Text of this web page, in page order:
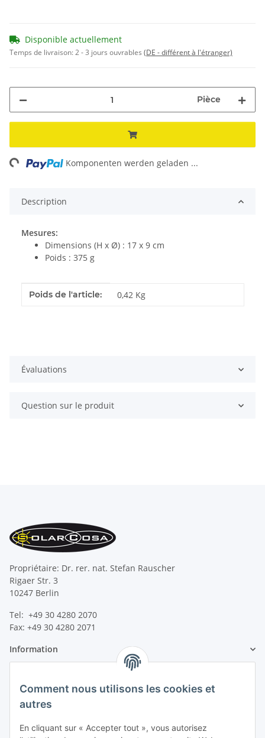
Comment nous utilisons les cookies et
autres
En cliquant sur « Accepter tout », vous autorisez
Disponible actuellement
Temps de livraison:2 - 3 jours ouvrables (DE - différent à l'étranger)
Pièce
Komponenten werden geladen ...
Description
Mesures:
Dimensions (H x Ø) : 17 x 9 cm
Poids : 375 g
#productDetails.itemInformation#
#productDetails.itemValue#
Poids de l'article: 0,42 Kg
Évaluations
Question sur le produit
Propriétaire: Dr. rer. nat. Stefan Rauscher
Rigaer Str. 3
10247 Berlin
Tel: +49 30 4280 2070
Fax: +49 30 4280 2071
Information